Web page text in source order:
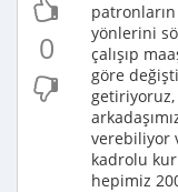
0
yönlerini
çalışıp
göre
verebiliyor
kadrolu
hepimiz